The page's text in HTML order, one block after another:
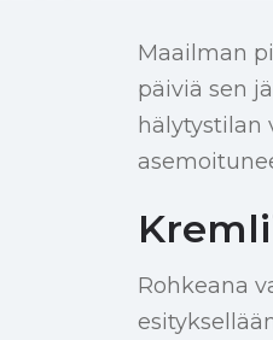
Maailman
päiviä sen
hälytystilan
Rohkeana